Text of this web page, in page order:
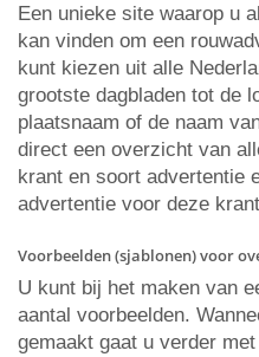
Een unieke site waarop u
kan vinden om een
kunt kiezen uit alle
grootste dagbladen tot de
plaatsnaam of de naam
direct een overzicht van
krant en soort advertentie
advertentie voor deze
Voorbeelden (sjablonen) voor
U kunt bij het maken van
aantal voorbeelden.
gemaakt gaat u verder